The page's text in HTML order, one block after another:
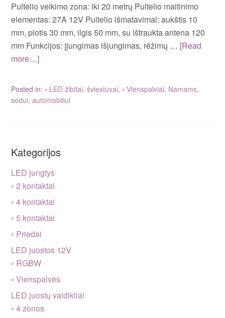
Pultelio veikimo zona: iki 20 metrų Pultelio maitinimo
elementas: 27A 12V Pultelio išmatavimai: aukštis 10
mm, plotis 30 mm, ilgis 50 mm, su ištraukta antena 120
mm Funkcijos: įjungimas išjungimas, rėžimų … [Read
more…]
Posted in:▫ LED žibitai, šviestuvai,▫ Vienspalviai, Namams,
sodui, automobiliui
Kategorijos
LED jungtys
▫ 2 kontaktai
▫ 4 kontaktai
▫ 5 kontaktai
▫ Priedai
LED juostos 12V
▫ RGBW
▫ Vienspalvės
LED juostų valdikliai
▫ 4 zonos